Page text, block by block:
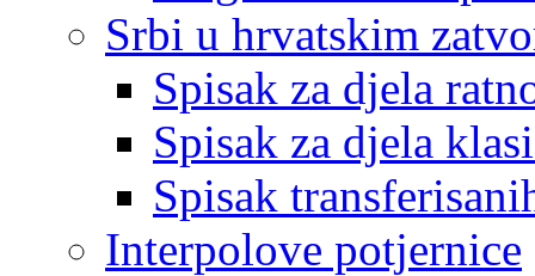
Srbi u hrvatskim
Spisak za djela
Spisak za djela
Spisak
Interpolove potjernice